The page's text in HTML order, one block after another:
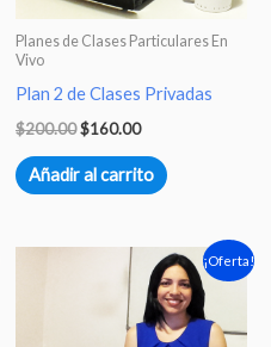
Planes de Clases Particulares En
Vivo
Plan 2 de Clases Privadas
$200.00$160.00
Añadir al carrito
¡Oferta!
original
$300.00.
precio
actual
es:
$222.99.